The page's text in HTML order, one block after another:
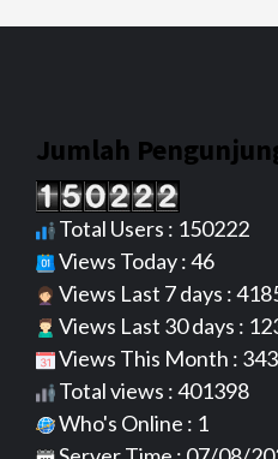
Jumlah
Total Users : 150222
Views Today : 46
Views Last 7 days :
Views Last 30 days :
Views This Month :
Total views : 401398
Who's Online : 1